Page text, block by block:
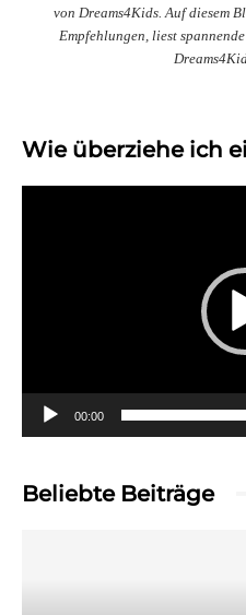
von Dreams4Kids. Auf diesem
Empfehlungen, liest
Wie überziehe ich
00:00
Beliebte Beiträge